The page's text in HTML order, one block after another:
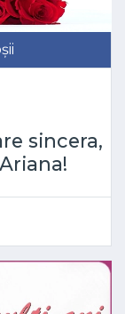
sincera,